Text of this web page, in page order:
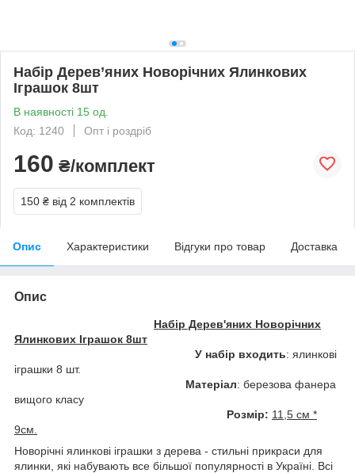
Набір Дерев’яних Новорічних Ялинкових
Іграшок 8шт
В наявності 15 од.
Код: 1240
Опт і роздріб
160 ₴/комплект
150 ₴ від 2 комплектів
Опис Характеристики Відгуки про товар Доставка
Опис
Набір Дерев'яних Новорічних
Ялинкових Іграшок 8шт
У набір входить: ялинкові
іграшки 8 шт.
Матеріал: березова фанера
вищого класу
Розмір: 11,5 см *
9см.
Новорічні ялинкові іграшки з дерева - стильні прикраси для
ялинки, які набувають все більшої популярності в Україні. Всі